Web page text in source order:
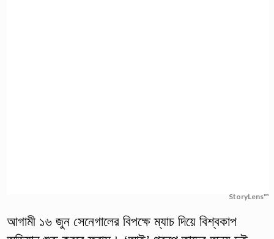
StoryLens™
আগামী ১৬ জুন সেনেগালের বিপক্ষে ম্যাচ দিয়ে বিশ্বকাপ